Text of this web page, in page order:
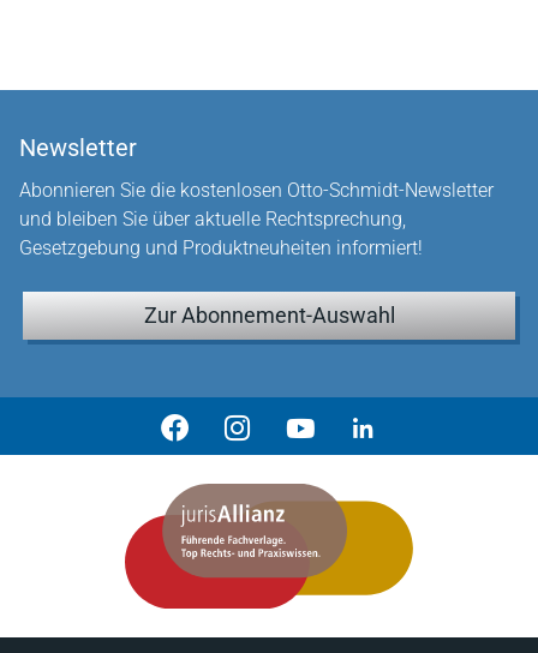
Newsletter
Abonnieren Sie die kostenlosen Otto-Schmidt-Newsletter
und bleiben Sie über aktuelle Rechtsprechung,
Gesetzgebung und Produktneuheiten informiert!
Zur Abonnement-Auswahl